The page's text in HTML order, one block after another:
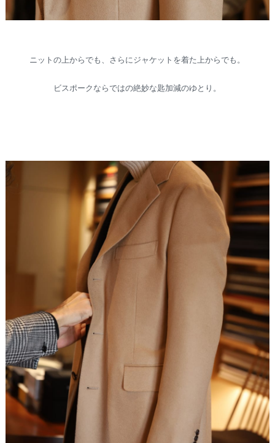
ニットの上からでも、さらにジャケットを着た上からでも。
ビスポークならではの絶妙な匙加減のゆとり。